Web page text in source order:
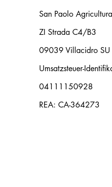
San Paolo
ZI Strada C4/B3
09039 Villacidro SU
Umsatzsteuer-
04111150928
REA: CA-364273